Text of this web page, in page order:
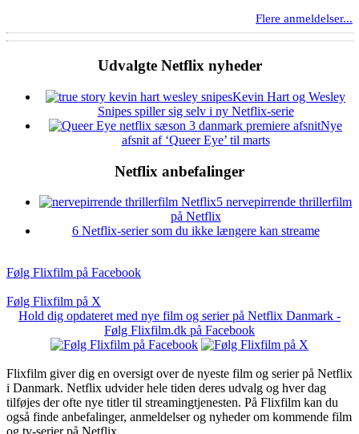
Flere anmeldelser...
Udvalgte Netflix nyheder
Kevin Hart og Wesley
Snipes spiller sig selv i ny Netflix-serie
Nye
afsnit af ‘Queer Eye’ til marts
Netflix anbefalinger
5 nervepirrende thrillerfilm
på Netflix
6 Netflix-serier som du ikke længere kan streame
Følg Flixfilm på Facebook
Følg Flixfilm på X
Hold dig opdateret med nye film og serier på Netflix Danmark -
Følg Flixfilm.dk på Facebook
Flixfilm giver dig en oversigt over de nyeste film og serier på Netflix
i Danmark. Netflix udvider hele tiden deres udvalg og hver dag
tilføjes der ofte nye titler til streamingtjenesten. På Flixfilm kan du
også finde anbefalinger, anmeldelser og nyheder om kommende film